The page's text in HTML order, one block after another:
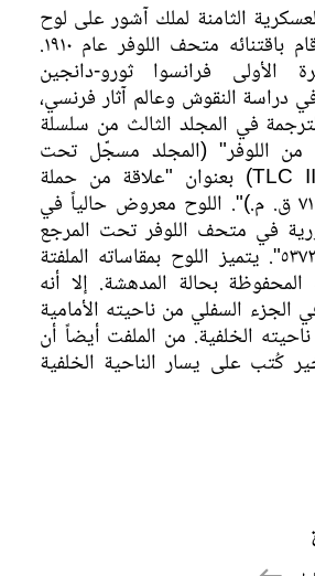
الثامنة لملك آشور على لوح
من طين مشوي، قام باقتنائه متحف اللوفر عام ١٩١٠.
الأولى فرانسوا ثورو-دانجين
عالم في دراسة النقوش وعالم آثار فرنسي،
الترجمة في المجلد الثالث من سلسلة
اللوفر" (المجلد مسجّل تحت
الحروف الأولية TLC III) بعنوان "علاقة من حملة
سرجون الثامنة (٧١٤ ق. م.)". اللوح معروض حالياً في
في متحف اللوفر تحت المرجع
رقم "آثار شرقية ٥٣٧٢". يتميز اللوح بمقاساته الملفتة
المحفوظة بحالة المدهشة. إلا أنه
السفلي من ناحيته الأمامية
الخلفية. من الملفت أيضاً أن
كُتب على يسار الناحية الخلفية